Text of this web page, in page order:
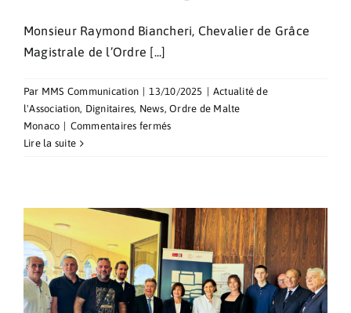
Monsieur Raymond Biancheri, Chevalier de Grâce
Magistrale de l’Ordre [...]
Par MMS Communication 13/10/2025
Actualité de
l'Association, Dignitaires, News,Ordre de Malte
Monaco
Commentaires ferméssur
Biancheri,
Chevalier
de
Grâce
Magistrale
Lire la suite